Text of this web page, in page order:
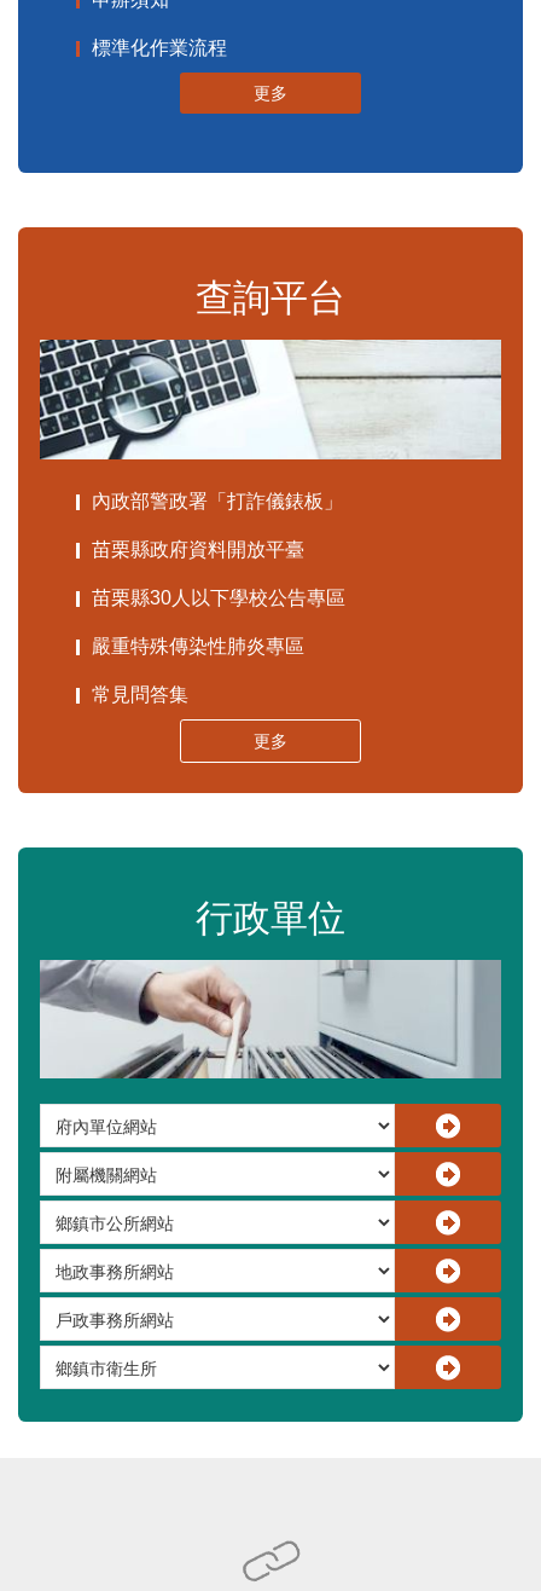
標準化作業流程
更多
查詢平台
內政部警政署「打詐儀錶板」
苗栗縣政府資料開放平臺
苗栗縣30人以下學校公告專區
嚴重特殊傳染性肺炎專區
常見問答集
更多
行政單位